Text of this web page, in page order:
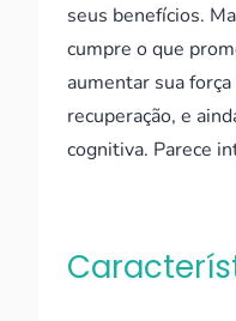
seus benefícios.
cumpre o que
aumentar sua
recuperação, e
cognitiva. Parece